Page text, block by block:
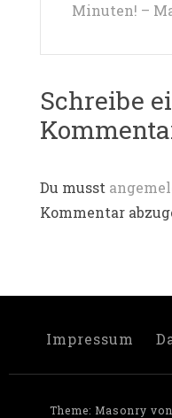
Minuten! –
Schreibe
Du musst
Kommentar
Impressum
Theme: Masonry von